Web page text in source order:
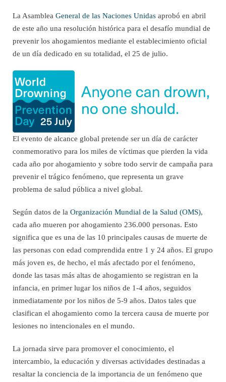
La Asamblea General de las Naciones Unidas aprobó en abril
de este año una resolución histórica para el desafío mundial de
prevenir los ahogamientos mediante el establecimiento oficial
de un día dedicado en su totalidad, el 25 de julio.
El evento de alcance global pretende ser un día de carácter
conmemorativo para los miles de víctimas que pierden la vida
cada año por ahogamiento y sobre todo servir de campaña para
prevenir el trágico fenómeno, que representa un grave
problema de salud pública a nivel global.
Según datos de la Organización Mundial de la Salud (OMS),
cada año mueren por ahogamiento 236.000 personas. Esto
significa que es una de las 10 principales causas de muerte de
las personas con edad comprendida entre 1 y 24 años. El grupo
más joven es, de hecho, el más afectado por el fenómeno,
donde las tasas más altas de ahogamiento se registran en la
infancia, en primer lugar los niños de 1-4 años, seguidos
inmediatamente por los niños de 5-9 años. Datos tales que
clasifican el ahogamiento como la tercera causa de muerte por
lesiones no intencionales en el mundo.
La jornada sirve para promover el conocimiento, el
intercambio, la educación y diversas actividades destinadas a
resaltar la conciencia de la importancia de un fenómeno que